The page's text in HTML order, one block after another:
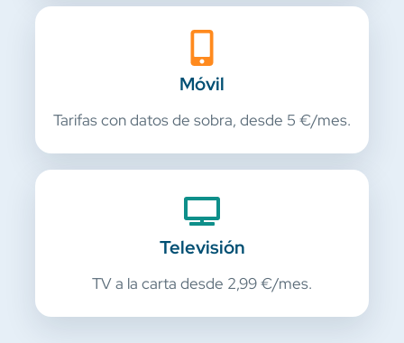
Móvil
Tarifas con datos de sobra, desde 5 €/mes.
Televisión
TV a la carta desde 2,99 €/mes.